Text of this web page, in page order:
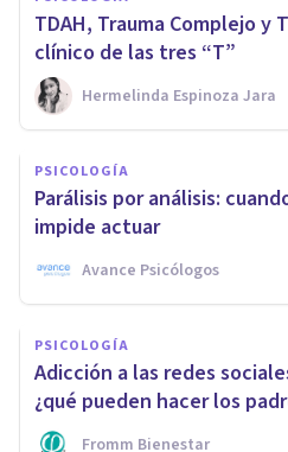
TDAH, Trauma Complejo y
clínico de las tres “T”
Hermelinda Espinoza Jara
PSICOLOGÍA
Parálisis por análisis:
impide actuar
Avance Psicólogos
PSICOLOGÍA
Adicción a las redes
¿qué pueden hacer los
Fromm Bienestar